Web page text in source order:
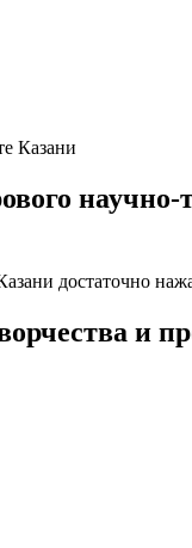
Казани
научно-
достаточно
и